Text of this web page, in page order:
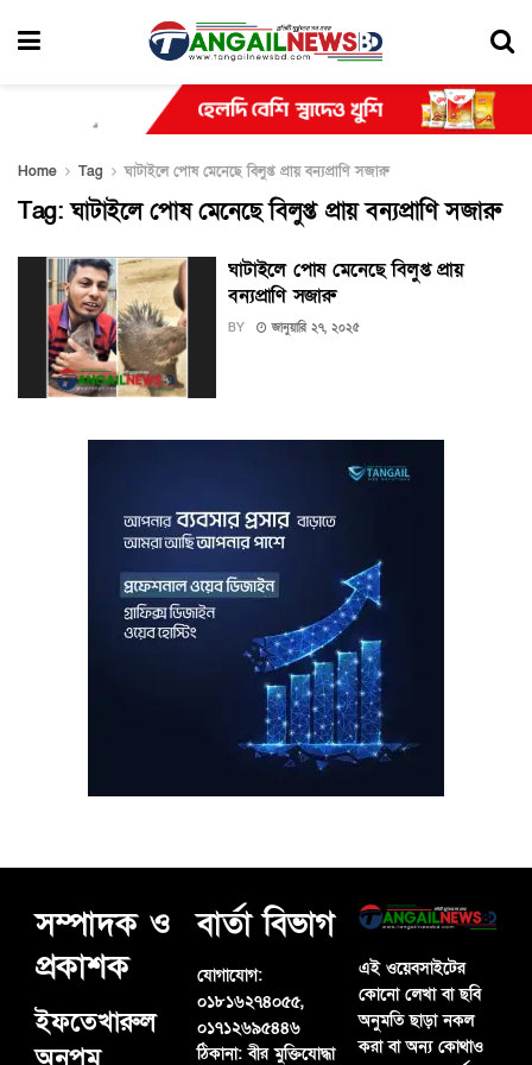
Home Tag ঘাটাইলে পোষ মেনেছে বিলুপ্ত প্রায় বন্যপ্রাণি সজারু
Tag:ঘাটাইলে পোষ মেনেছে বিলুপ্ত প্রায় বন্যপ্রাণি সজারু
ঘাটাইলে পোষ মেনেছে বিলুপ্ত প্রায়
বন্যপ্রাণি সজারু
BY জানুয়ারি ২৭, ২০২৫
সম্পাদক ও
প্রকাশক
ইফতেখারুল
বার্তা বিভাগ
যোগাযোগ:
০১৮১৬২৭৪০৫৫,
০১৭১২৬৯৫৪৪৬
ঠিকানা:বীর মুক্তিযোদ্ধা
এই ওয়েবসাইটের
কোনো লেখা বা ছবি
অনুমতি ছাড়া নকল
করা বা অন্য কোথাও